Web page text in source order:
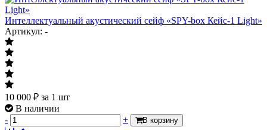
Интеллектуальный акустический сейф «SPY-box Кейс-1 Light»
Артикул: -
10 000 ₽ за 1 шт
В наличии
-
+ В корзину